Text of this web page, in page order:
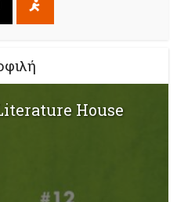
House